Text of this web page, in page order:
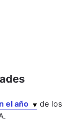
el año
de los